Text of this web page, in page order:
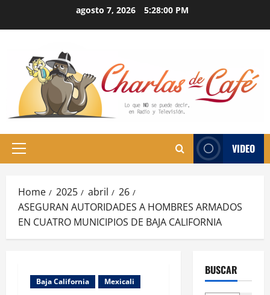
agosto 7, 2026 5:28:02 PM
Primary
VIDEO
Home 2025 abril
26
ASEGURAN AUTORIDADES A HOMBRES ARMADOS
EN CUATRO MUNICIPIOS DE BAJA CALIFORNIA
Baja California Mexicali
BUSCAR